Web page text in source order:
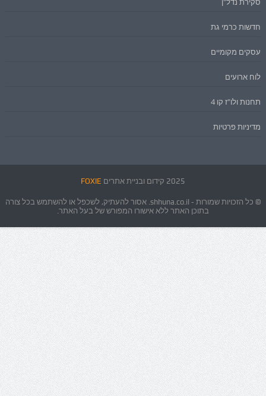
חדשות כרמי גת
עסקים מקומיים
לוח ארועים
תחנות ולו"ז קו 4
מדיניות פרטיות
2025 קידום ובניית אתרים FOXIE
© כל הזכויות שמורות - shhuna.co.il. אסור להעתיק, לשכפל או להשתמש בכל צורה
בתוכן האתר ללא אישורו המפורש של בעל האתר.